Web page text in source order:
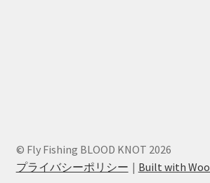
© Fly Fishing BLOOD KNOT 2026
プライバシーポリシー
Built with